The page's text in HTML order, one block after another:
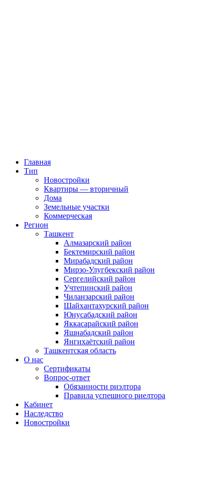
Главная
Тип
Новостройки
Квартиры — вторичный
Дома
Земельные участки
Коммерческая
Регион
Ташкент
Алмазарский район
Бектемирский район
Мирабадский район
Мирзо-Улугбекский район
Сергелийский район
Учтепинский район
Чиланзарский район
Шайхантахурский район
Юнусабадский район
Яккасарайский район
Яшнабадский район
Янгихаётский район
Ташкентская область
О нас
Сертификаты
Вопрос-ответ
Обязанности риэлтора
Правила успешного риелтора
Кабинет
Наследство
Новостройки